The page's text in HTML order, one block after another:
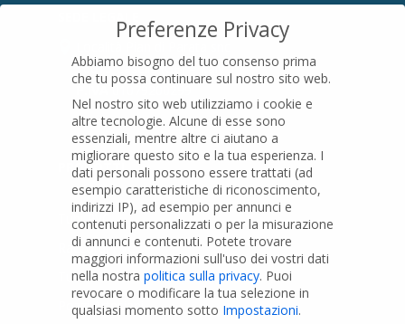
16015 Casella (GE) – Italy
01079200299
PRODOTTI
Tubi PVC
Raccordi PVC
Tubi e Raccordi in PVC-A
Pozzi Artesiani
Preferenze Privacy
Abbiamo bisogno del tuo consenso prima
che tu possa continuare sul nostro sito web.
Nel nostro sito web utilizziamo i cookie e
altre tecnologie. Alcune di esse sono
essenziali, mentre altre ci aiutano a
migliorare questo sito e la tua esperienza. I
dati personali possono essere trattati (ad
esempio caratteristiche di riconoscimento,
indirizzi IP), ad esempio per annunci e
contenuti personalizzati o per la misurazione
di annunci e contenuti. Potete trovare
maggiori informazioni sull'uso dei vostri dati
nella nostra politica sulla privacy. Puoi
revocare o modificare la tua selezione in
qualsiasi momento sotto Impostazioni.